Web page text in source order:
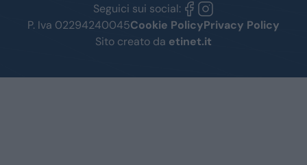
Seguici sui social:
P. Iva 02294240045Cookie PolicyPrivacy Policy
Sito creato da etinet.it